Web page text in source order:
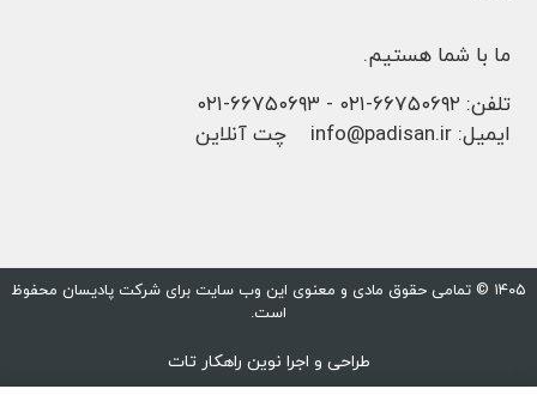
ما با شما هستیم.
تلفن: ۶۶۷۵۰۶۹۲-۰۲۱ - ۶۶۷۵۰۶۹۳-۰۲۱
ایمیل: info@padisan.ir چت آنلاین
۱۴۰۵ © تمامی حقوق مادی و معنوی این وب سایت برای شرکت پادیسان محفوظ
است.
طراحی و اجرا نوین راهکار تات